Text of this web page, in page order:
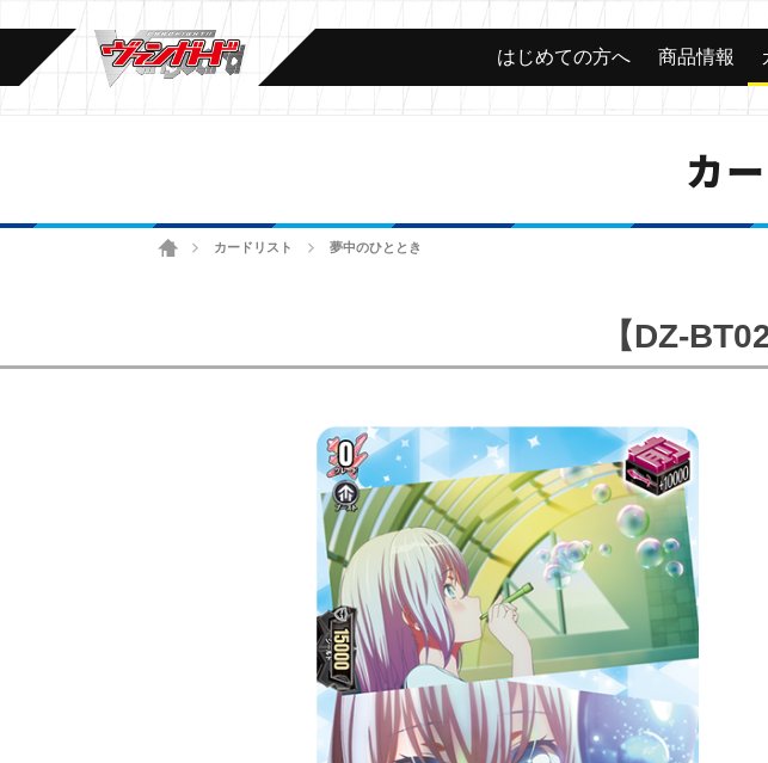
はじめての方へ 商品情報
カ
ホームカードリスト 夢中のひととき
【DZ-